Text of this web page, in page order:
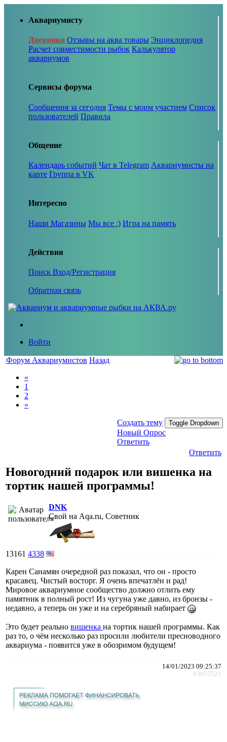
Аквариумисту
Дневники Отзывы на аква товары Энциклопедия
Расчет совместимости рыбок Калькулятор
аквариумов
Сервисы форума
Сообщения за сегодня Темы с моим участием Список
пользователей Правила
Общение
Календарь событий Чат в Telegram Аквариумисты на
карте Группа в VK
Интересно
Наши Магазины Мы все :) Игра на память
Действия
Поиск Вход/Регистрация
Обратная связь
Войти
Форум Аквариумистов Назад
«
1
2
»
Создать тему Toggle Dropdown
Новый Опрос
Ответить
Ответить
Новогодний подарок или вишенка на
тортик нашей программы!
DNK
Свой на Aqa.ru, Советник
13161 4338
Карен Санамян очередной раз показал, что он - просто
красавец. Чистый восторг. Я очень впечатлён и рад!
Мировое аквариумное сообщество должно отлить ему
памятник в полный рост! Из чугуна уже давно, из бронзы -
недавно, а теперь он уже и на серебряный набирает
Это будет реально вишенка на тортик нашей программы. Как
раз то, о чём несколько раз просили любители пресноводного
аквариума - появится уже в обозримом будущем!
14/01/2023 09:25:37
#3057521